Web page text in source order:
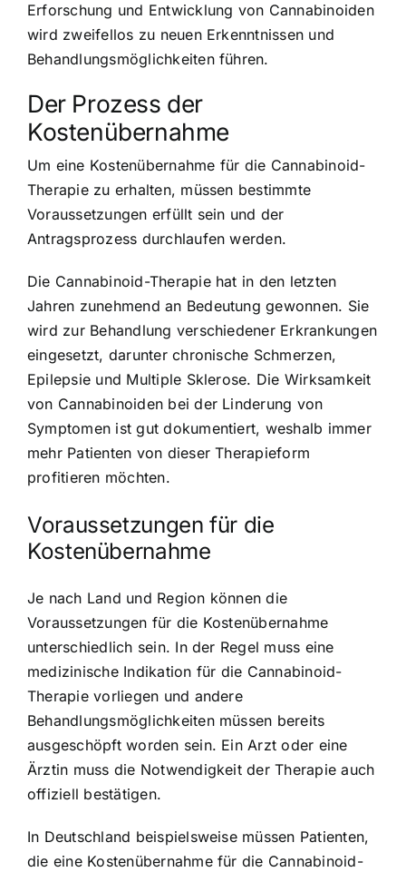
Erforschung und Entwicklung von Cannabinoiden
wird zweifellos zu neuen Erkenntnissen und
Behandlungsmöglichkeiten führen.
Der Prozess der
Kostenübernahme
Um eine Kostenübernahme für die Cannabinoid-
Therapie zu erhalten, müssen bestimmte
Voraussetzungen erfüllt sein und der
Antragsprozess durchlaufen werden.
Die Cannabinoid-Therapie hat in den letzten
Jahren zunehmend an Bedeutung gewonnen. Sie
wird zur Behandlung verschiedener Erkrankungen
eingesetzt, darunter chronische Schmerzen,
Epilepsie und Multiple Sklerose. Die Wirksamkeit
von Cannabinoiden bei der Linderung von
Symptomen ist gut dokumentiert, weshalb immer
mehr Patienten von dieser Therapieform
profitieren möchten.
Voraussetzungen für die
Kostenübernahme
Je nach Land und Region können die
Voraussetzungen für die Kostenübernahme
unterschiedlich sein. In der Regel muss eine
medizinische Indikation für die Cannabinoid-
Therapie vorliegen und andere
Behandlungsmöglichkeiten müssen bereits
ausgeschöpft worden sein. Ein Arzt oder eine
Ärztin muss die Notwendigkeit der Therapie auch
offiziell bestätigen.
In Deutschland beispielsweise müssen Patienten,
die eine Kostenübernahme für die Cannabinoid-